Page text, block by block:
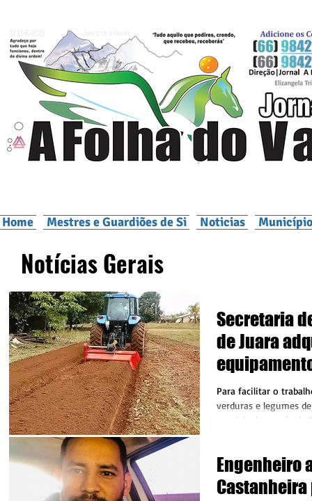
Home Mestres e Guardiões de Si Noticias
Notícias Gerais
Secretaria
de Juara
atender
hortaliças
Para facilitar o
verduras e legumes
municipal, através da
Engenheiro